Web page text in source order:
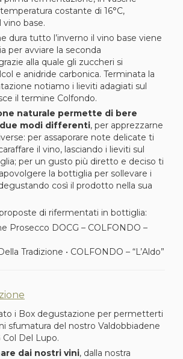
costante di 16°C,
base.
dura tutto l’inverno il vino base viene
per avviare la seconda
alla quale gli zuccheri si
e anidride carbonica. Terminata la
notiamo i lieviti adagiati sul
il termine Colfondo.
naturale permette di bere
modi differenti, per apprezzarne
per assaporare note delicate ti
il vino, lasciando i lieviti sul
per un gusto più diretto e deciso ti
la bottiglia per sollevare i
così il prodotto nella sua
di rifermentati in bottiglia:
Prosecco DOCG – COLFONDO –
Tradizione • COLFONDO – “L’Aldo”
i Box degustazione per permetterti
sfumatura del nostro Valdobbiadene
Col Del Lupo.
dai nostri vini, dalla nostra